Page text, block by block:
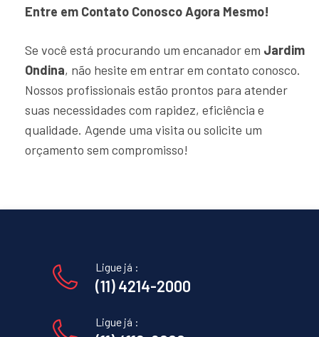
Entre em Contato Conosco Agora Mesmo!
Se você está procurando um encanador em Jardim
Ondina, não hesite em entrar em contato conosco.
Nossos profissionais estão prontos para atender
suas necessidades com rapidez, eficiência e
qualidade. Agende uma visita ou solicite um
orçamento sem compromisso!
Ligue já :
(11) 4214-2000
Ligue já :